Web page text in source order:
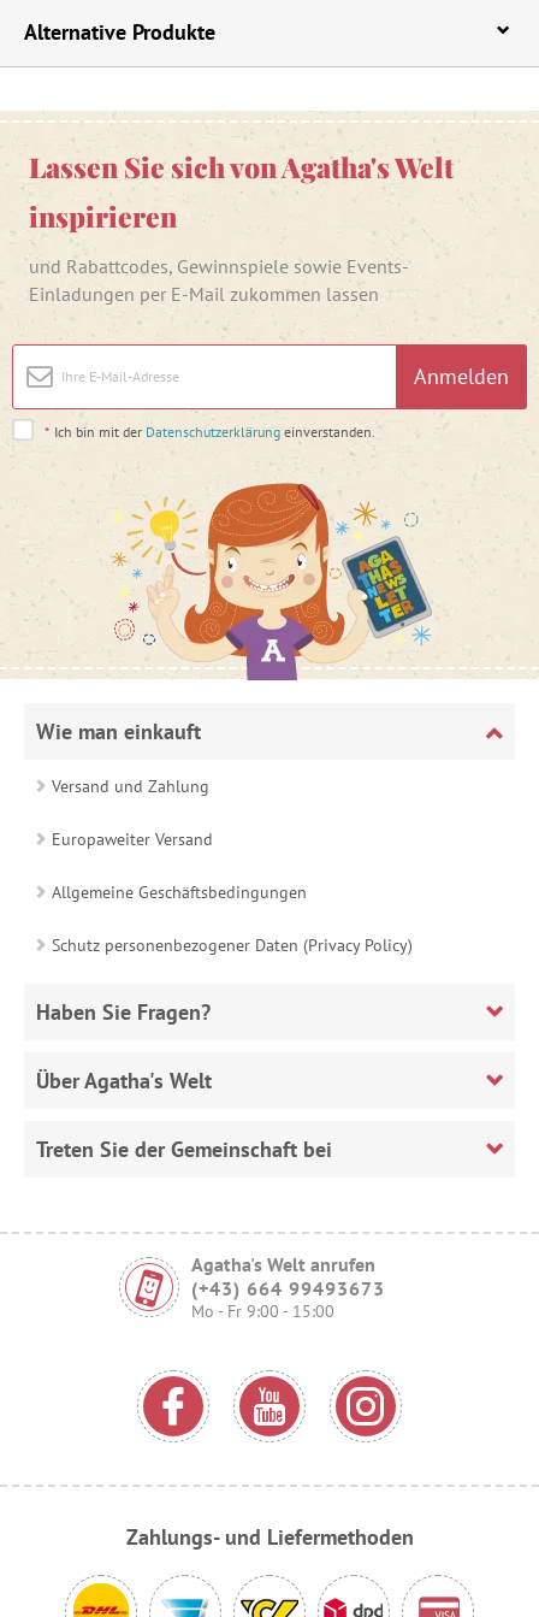
Alternative Produkte
Lassen Sie sich von Agatha's Welt
inspirieren
und Rabattcodes, Gewinnspiele sowie Events-
Einladungen per E-Mail zukommen lassen
Anmelden
* Ich bin mit der Datenschutzerklärung einverstanden.
Wie man einkauft
Versand und Zahlung
Europaweiter Versand
Allgemeine Geschäftsbedingungen
Schutz personenbezogener Daten (Privacy Policy)
Haben Sie Fragen?
Über Agatha's Welt
Treten Sie der Gemeinschaft bei
Agatha's Welt anrufen
(+43) 664 99493673
Mo - Fr 9:00 - 15:00
Zahlungs- und Liefermethoden